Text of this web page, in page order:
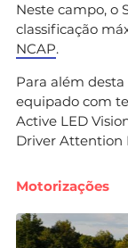
Neste campo, o
classificação
NCAP.
Para além
equipado com
Active LED
Driver Attention
Motorizações